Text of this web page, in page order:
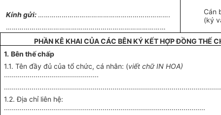
Cán
(ký
Kính gửi: ………………………………………………………….
………………………………………………………………………
PHẦN KÊ KHAI CỦA CÁC BÊN KÝ KẾT HỢP ĐỒNG THẾ
1. Bên thế chấp
1.1. Tên đầy đủ của tổ chức, cá nhân: (viết chữ IN HOA)
................................................
1.2. Địa chỉ liên hệ:
......................................................................................................